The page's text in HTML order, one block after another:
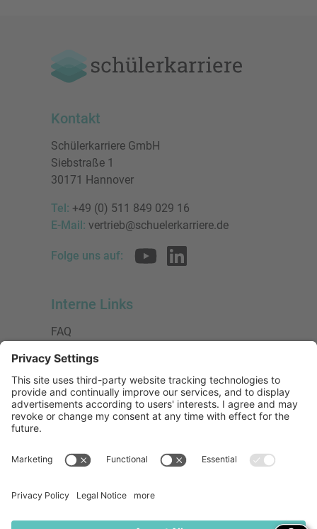
Kontakt
Schülerkarriere GmbH
Siebstraße 1
30171 Hannover
Tel: +49 (0) 511 849 029 16
E-Mail: vertrieb@schuelerkarriere.de
Folge uns auf:
Interne Links
FAQ
Datenschutzerklärung
Impressum
Presse
Urheberrecht
Mitglied bei:
Die Jungen Unternehmer